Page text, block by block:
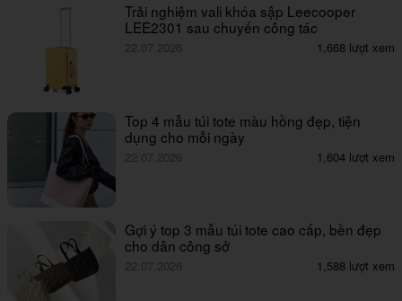
Trải nghiệm vali khóa sập Leecooper
LEE2301 sau chuyến công tác
22.07.2026 1,668 lượt xem
Top 4 mẫu túi tote màu hồng đẹp, tiện
dụng cho mỗi ngày
22.07.2026 1,604 lượt xem
Gợi ý top 3 mẫu túi tote cao cấp, bền đẹp
cho dân công sở
22.07.2026 1,588 lượt xem